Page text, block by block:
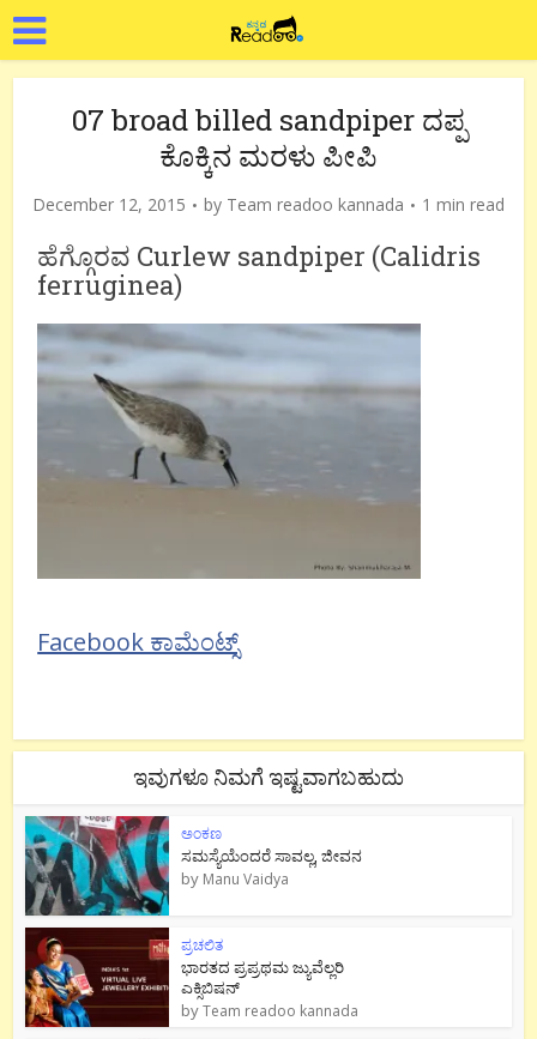
07 broad billed sandpiper ದಪ್ಪ
ಕೊಕ್ಕಿನ ಮರಳು ಪೀಪಿ
December 12, 2015 by Team readoo kannada 1 min read
ಹೆಗ್ಗೊರವ Curlew sandpiper (Calidris
ferruginea)
Facebook ಕಾಮೆಂಟ್ಸ್
ಇವುಗಳೂ ನಿಮಗೆ ಇಷ್ಟವಾಗಬಹುದು
ಅಂಕಣ
ಸಮಸ್ಯೆಯೆಂದರೆ ಸಾವಲ್ಲ, ಜೀವನ
by Manu Vaidya
ಪ್ರಚಲಿತ
ಭಾರತದ ಪ್ರಪ್ರಥಮ ಜ್ಯುವೆಲ್ಲರಿ
ಎಕ್ಸಿಬಿಷನ್
byTeam readoo kannada